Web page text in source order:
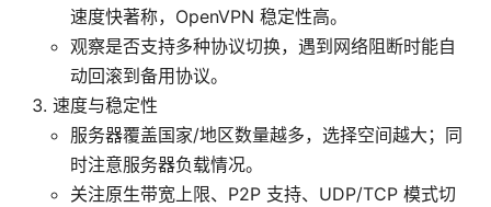
速度快著称，OpenVPN 稳定性高。
观察是否支持多种协议切换，遇到网络阻断时能自
动回滚到备用协议。
速度与稳定性
服务器覆盖国家/地区数量越多，选择空间越大；同
时注意服务器负载情况。
关注原生带宽上限、P2P 支持、UDP/TCP 模式切